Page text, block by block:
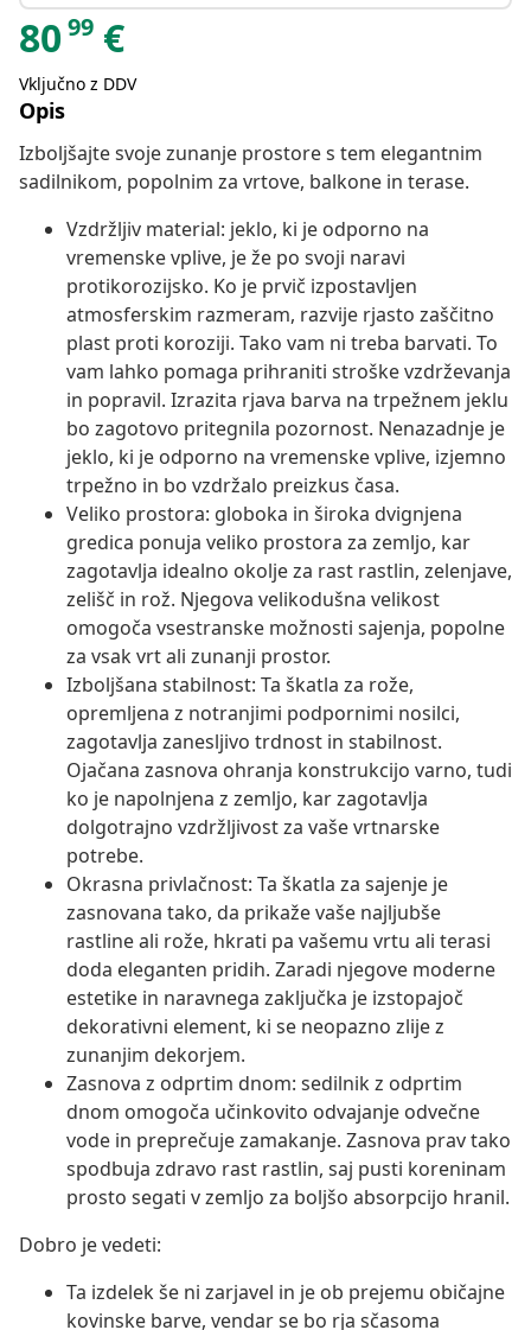
8099 €
Vključno z DDV
Opis
Izboljšajte svoje zunanje prostore s tem elegantnim
sadilnikom, popolnim za vrtove, balkone in terase.
Vzdržljiv material: jeklo, ki je odporno na
vremenske vplive, je že po svoji naravi
protikorozijsko. Ko je prvič izpostavljen
atmosferskim razmeram, razvije rjasto zaščitno
plast proti koroziji. Tako vam ni treba barvati. To
vam lahko pomaga prihraniti stroške vzdrževanja
in popravil. Izrazita rjava barva na trpežnem jeklu
bo zagotovo pritegnila pozornost. Nenazadnje je
jeklo, ki je odporno na vremenske vplive, izjemno
trpežno in bo vzdržalo preizkus časa.
Veliko prostora: globoka in široka dvignjena
gredica ponuja veliko prostora za zemljo, kar
zagotavlja idealno okolje za rast rastlin, zelenjave,
zelišč in rož. Njegova velikodušna velikost
omogoča vsestranske možnosti sajenja, popolne
za vsak vrt ali zunanji prostor.
Izboljšana stabilnost: Ta škatla za rože,
opremljena z notranjimi podpornimi nosilci,
zagotavlja zanesljivo trdnost in stabilnost.
Ojačana zasnova ohranja konstrukcijo varno, tudi
ko je napolnjena z zemljo, kar zagotavlja
dolgotrajno vzdržljivost za vaše vrtnarske
potrebe.
Okrasna privlačnost: Ta škatla za sajenje je
zasnovana tako, da prikaže vaše najljubše
rastline ali rože, hkrati pa vašemu vrtu ali terasi
doda eleganten pridih. Zaradi njegove moderne
estetike in naravnega zaključka je izstopajoč
dekorativni element, ki se neopazno zlije z
zunanjim dekorjem.
Zasnova z odprtim dnom: sedilnik z odprtim
dnom omogoča učinkovito odvajanje odvečne
vode in preprečuje zamakanje. Zasnova prav tako
spodbuja zdravo rast rastlin, saj pusti koreninam
prosto segati v zemljo za boljšo absorpcijo hranil.
Dobro je vedeti:
Ta izdelek še ni zarjavel in je ob prejemu običajne
kovinske barve, vendar se bo rja sčasoma